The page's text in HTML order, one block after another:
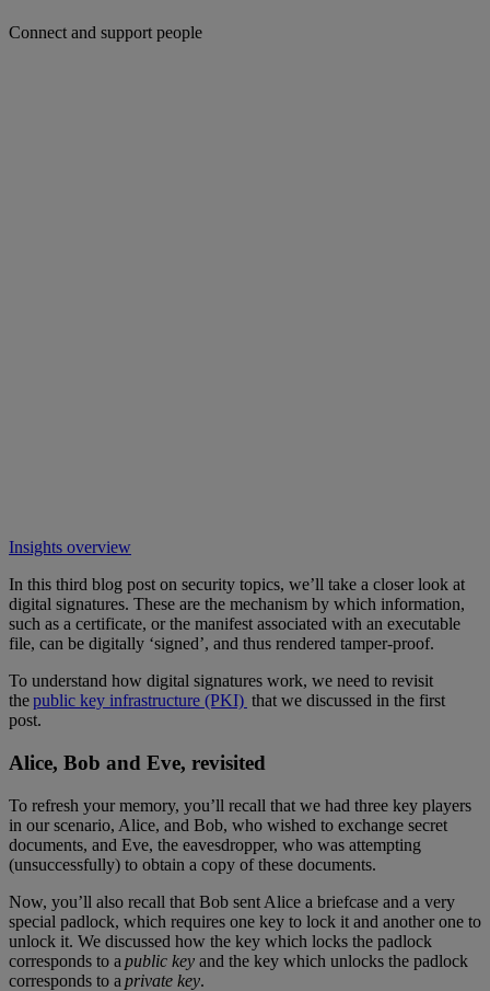
Connect and support people
Insights overview
In this third blog post on security topics, we’ll take a closer look at
digital signatures. These are the mechanism by which information,
such as a certificate, or the manifest associated with an executable
file, can be digitally ‘signed’, and thus rendered tamper-proof.
To understand how digital signatures work, we need to revisit
thepublic key infrastructure (PKI) that we discussed in the first
post.
Alice, Bob and Eve, revisited
To refresh your memory, you’ll recall that we had three key players
in our scenario, Alice, and Bob, who wished to exchange secret
documents, and Eve, the eavesdropper, who was attempting
(unsuccessfully) to obtain a copy of these documents.
Now, you’ll also recall that Bob sent Alice a briefcase and a very
special padlock, which requires one key to lock it and another one to
unlock it. We discussed how the key which locks the padlock
corresponds to a public key and the key which unlocks the padlock
corresponds to a private key.